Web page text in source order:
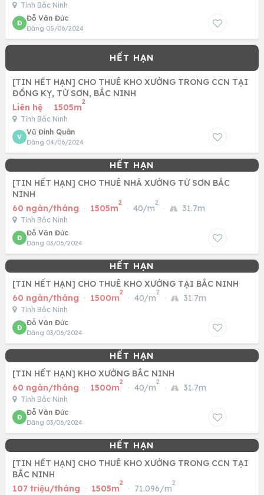
Tỉnh Bắc Ninh
Đ
Đỗ Văn Đức
Đăng 05/06/2024
[TIN HẾT HẠN] CHO THUÊ KHO XƯỞNG TRONG CCN TẠI
ĐỒNG KỴ, TỪ SƠN, BẮC NINH
Liên hệ · 1505m
2
Tỉnh Bắc Ninh
V
Vũ Đình Quân
Đăng 04/06/2024
[TIN HẾT HẠN] CHO THUÊ NHÀ XƯỞNG TỪ SƠN BẮC
NINH
60 ngàn/tháng · 1505m
2
· 40/m
2
· 31.7m
Tỉnh Bắc Ninh
Đ
Đỗ Văn Đức
Đăng 03/06/2024
[TIN HẾT HẠN] CHO THUÊ KHO XƯỞNG TẠI BẮC NINH
60 ngàn/tháng · 1500m
2
· 40/m
2
· 31.7m
Tỉnh Bắc Ninh
Đ
Đỗ Văn Đức
Đăng 03/06/2024
[TIN HẾT HẠN] KHO XƯỞNG BẮC NINH
60 ngàn/tháng · 1500m
2
· 40/m
2
· 31.7m
Tỉnh Bắc Ninh
Đ
Đỗ Văn Đức
Đăng 03/06/2024
[TIN HẾT HẠN] CHO THUÊ KHO XƯỞNG TRONG CCN TẠI
BẮC NINH
107 triệu/tháng · 1505m
2
· 71.096/m
2